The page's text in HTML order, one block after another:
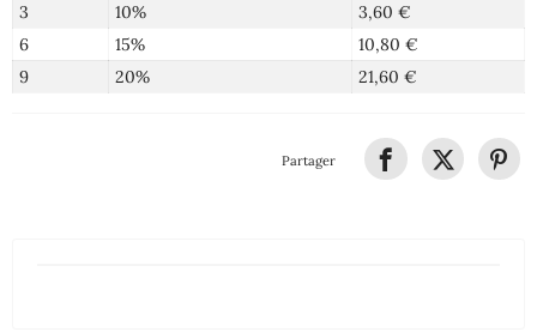
3
10%
3,60 €
6
15%
10,80 €
9
20% 21,60 €
Partager